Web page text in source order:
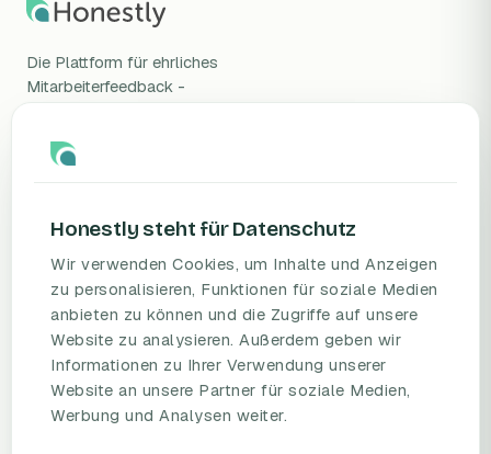
Honestly steht für Datenschutz
Wir verwenden Cookies, um Inhalte und Anzeigen
zu personalisieren, Funktionen für soziale Medien
anbieten zu können und die Zugriffe auf unsere
Website zu analysieren. Außerdem geben wir
Informationen zu Ihrer Verwendung unserer
Website an unsere Partner für soziale Medien,
Werbung und Analysen weiter.
Die Plattform für ehrliches
Mitarbeiterfeedback -
wissenschaftlich validiert, DSGVO-
PRODUKT
Mitarbeiterbefragungs-
Plattform
Preise
RESSOURCEN
Blog
Umfragevorlagen
Mitarbeiterbefragung